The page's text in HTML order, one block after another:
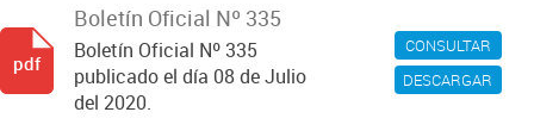
CONSULTAR
DESCARGAR
Boletín Oficial Nº 335
Boletín Oficial Nº 335
publicado el día 08 de Julio
del 2020.
pdf